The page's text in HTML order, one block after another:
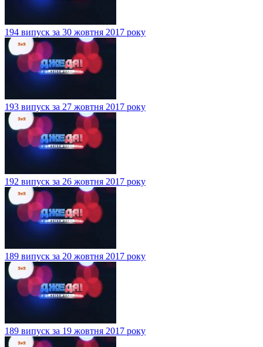
194 випуск за 30 жовтня 2017 року
193 випуск за 27 жовтня 2017 року
192 випуск за 26 жовтня 2017 року
189 випуск за 20 жовтня 2017 року
189 випуск за 19 жовтня 2017 року